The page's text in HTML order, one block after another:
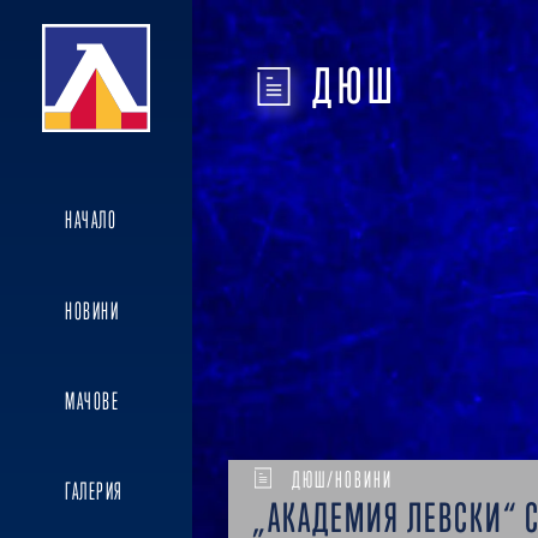
НАЧАЛО
НОВИНИ
МАЧОВЕ
ГАЛЕРИЯ
ДЮШ
ДЮШ/НОВИНИ
„АКАДЕМИЯ ЛЕВСКИ“